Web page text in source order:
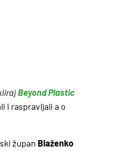
Beyond Plastic
i raspravljali a o
župan Blaženko